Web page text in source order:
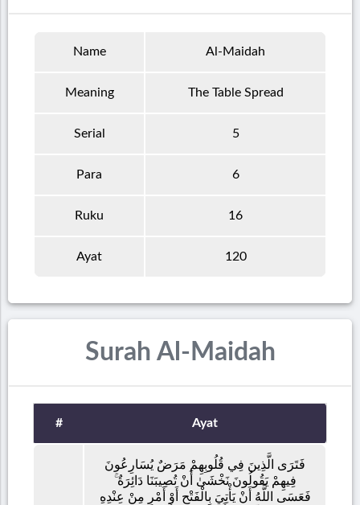
Name Al-Maidah
Meaning The Table Spread
Serial 5
Para 6
Ruku 16
Ayat 120
Surah Al-Maidah
# Ayat
فَتَرَى الَّذِينَ فِي قُلُوبِهِمْ مَرَضٌ يُسَارِعُونَ
فِيهِمْ يَقُولُونَ نَخْشَىٰ أَنْ تُصِيبَنَا دَائِرَةٌ ۚ
فَعَسَى اللَّهُ أَنْ يَأْتِيَ بِالْفَتْحِ أَوْ أَمْرٍ مِنْ عِنْدِهِ